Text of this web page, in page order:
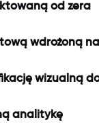
od zera
wdrożoną
wizualną
analitykę